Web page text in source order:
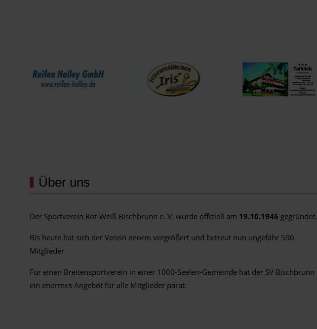
Über uns
Der Sportverein Rot-Weiß Bischbrunn e. V. wurde offiziell am 19.10.1946 gegründet.
Bis heute hat sich der Verein enorm vergrößert und betreut nun ungefähr 500
Mitglieder
Für einen Breitensportverein in einer 1000-Seelen-Gemeinde hat der SV Bischbrunn
ein enormes Angebot für alle Mitglieder parat.